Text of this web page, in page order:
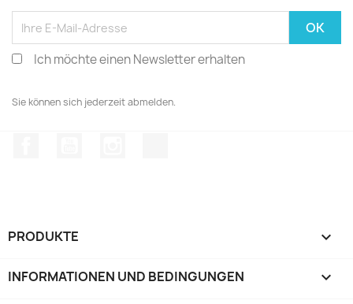
Ich möchte einen Newsletter erhalten
Sie können sich jederzeit abmelden.
PRODUKTE 
INFORMATIONEN UND BEDINGUNGEN 